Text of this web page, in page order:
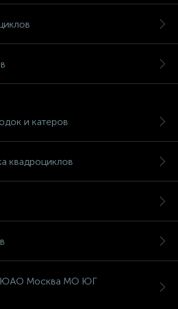
и катеров
квадроциклов
ЮАО Москва МО ЮГ